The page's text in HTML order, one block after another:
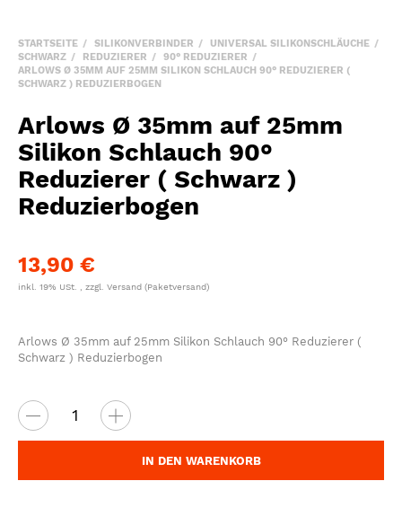
STARTSEITE SILIKONVERBINDER
UNIVERSAL SILIKONSCHLÄUCHE
SCHWARZ
REDUZIERER
90° REDUZIERER
ARLOWS Ø 35MM AUF 25MM SILIKON SCHLAUCH 90° REDUZIERER (
SCHWARZ ) REDUZIERBOGEN
Arlows Ø 35mm auf 25mm
Silikon Schlauch 90°
Reduzierer ( Schwarz )
Reduzierbogen
13,90 €
inkl. 19% USt. , zzgl. Versand (Paketversand)
Arlows Ø 35mm auf 25mm Silikon Schlauch 90° Reduzierer (
Schwarz ) Reduzierbogen
IN DEN WARENKORB